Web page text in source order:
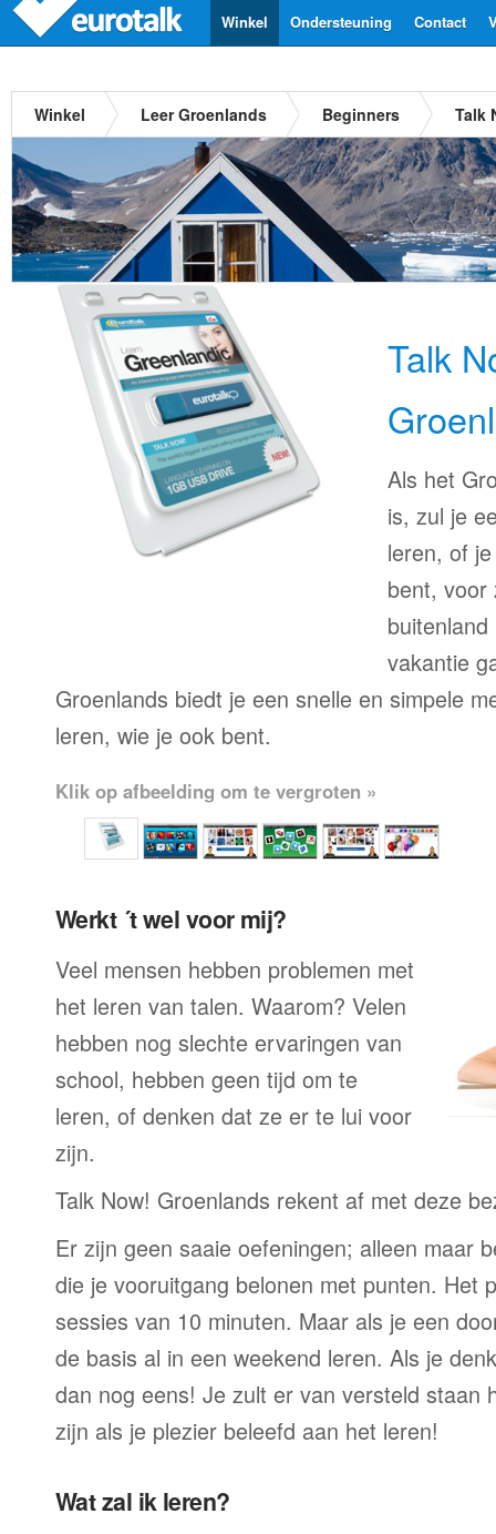
Contact
Ondersteuning
Winkel
Winkel Leer Groenlands Beginners Talk
Talk
Als het
is, zul je
leren, of
bent, voor
vakantie
Groenlands biedt je een snelle en simpele
leren, wie je ook bent.
Klik op afbeelding om te vergroten »
Werkt ´t wel voor mij?
Veel mensen hebben problemen met
het leren van talen. Waarom? Velen
hebben nog slechte ervaringen van
school, hebben geen tijd om te
leren, of denken dat ze er te lui voor
zijn.
Talk Now! Groenlands rekent af met deze
Er zijn geen saaie oefeningen; alleen maar
die je vooruitgang belonen met punten. Het
sessies van 10 minuten. Maar als je een
de basis al in een weekend leren. Als je
dan nog eens! Je zult er van versteld staan
zijn als je plezier beleefd aan het leren!
Wat zal ik leren?